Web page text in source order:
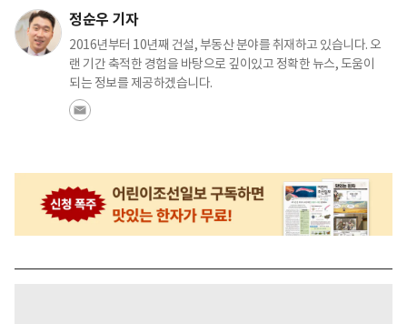
정순우 기자
2016년부터 10년째 건설, 부동산 분야를 취재하고 있습니다. 오
랜 기간 축적한 경험을 바탕으로 깊이있고 정확한 뉴스, 도움이
되는 정보를 제공하겠습니다.